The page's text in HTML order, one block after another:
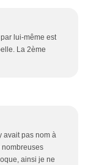
lui-même est
La 2ème
avait pas nom à
nombreuses
ainsi je ne